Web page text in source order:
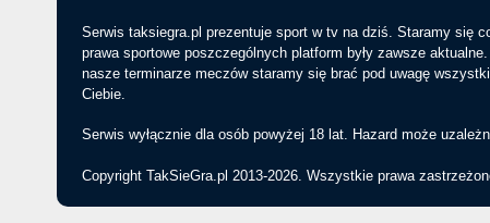
Serwis taksiegra.pl prezentuje sport w tv na dziś. Staramy się
prawa sportowe poszczególnych platform były zawsze
nasze terminarze meczów staramy się brać pod uwagę
Ciebie.
Serwis wyłącznie dla osób powyżej 18 lat. Hazard może
Copyright TakSieGra.pl 2013-2026. Wszystkie prawa